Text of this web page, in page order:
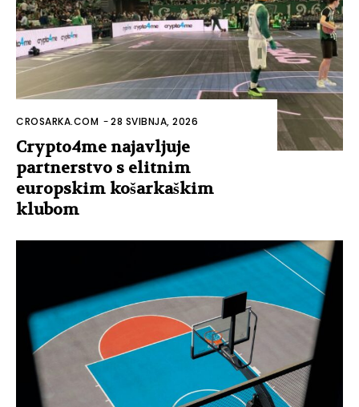
CROSARKA.COM -28 SVIBNJA, 2026
Crypto4me najavljuje
partnerstvo s elitnim
europskim košarkaškim
klubom